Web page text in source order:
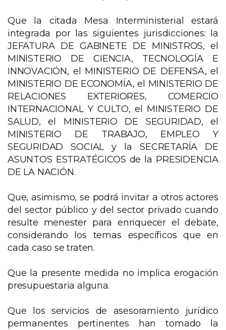
Que la citada Mesa Interministerial estará
integrada por las siguientes jurisdicciones: la
JEFATURA DE GABINETE DE MINISTROS, el
MINISTERIO DE CIENCIA, TECNOLOGÍA E
INNOVACIÓN, el MINISTERIO DE DEFENSA, el
MINISTERIO DE ECONOMÍA, el MINISTERIO DE
RELACIONES EXTERIORES, COMERCIO
INTERNACIONAL Y CULTO, el MINISTERIO DE
SALUD, el MINISTERIO DE SEGURIDAD, el
MINISTERIO DE TRABAJO, EMPLEO Y
SEGURIDAD SOCIAL y la SECRETARÍA DE
ASUNTOS ESTRATÉGICOS de la PRESIDENCIA
DE LA NACIÓN.
Que, asimismo, se podrá invitar a otros actores
del sector público y del sector privado cuando
resulte menester para enriquecer el debate,
considerando los temas específicos que en
cada caso se traten.
Que la presente medida no implica erogación
presupuestaria alguna.
Que los servicios de asesoramiento jurídico
permanentes pertinentes han tomado la